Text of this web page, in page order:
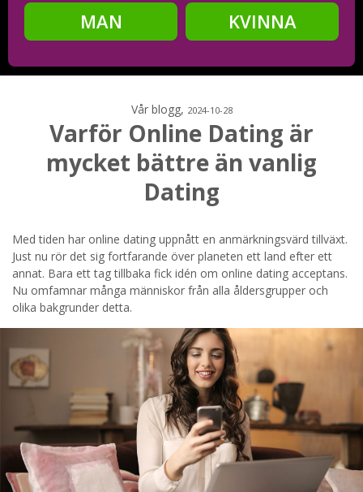
MAN
KVINNA
Steg2
Steg 3
Din mailadress?
Genom att registrera godkänner jag Villkorenoch
Sekretesspolicyn. Jag godkänner att ta emot information och
reklam via e-post från hemsidans operatörer. Jag kan dra
STARTA NU!
Vår blogg, 2024-10-28
Varför Online Dating är
mycket bättre än vanlig
Dating
Med tiden har online dating uppnått en anmärkningsvärd tillväxt.
Just nu rör det sig fortfarande över planeten ett land efter ett
annat. Bara ett tag tillbaka fick idén om online dating acceptans.
Nu omfamnar många människor från alla åldersgrupper och
olika bakgrunder detta.